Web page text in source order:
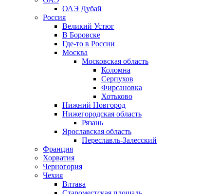
ОАЭ Дубай
Россия
Великий Устюг
В Боровске
Где-то в России
Москва
Московская область
Коломна
Серпухов
Фирсановка
Хотьково
Нижний Новгород
Нижегородская область
Рязань
Ярославская область
Переславль-Залесский
Франция
Хорватия
Черногория
Чехия
Влтава